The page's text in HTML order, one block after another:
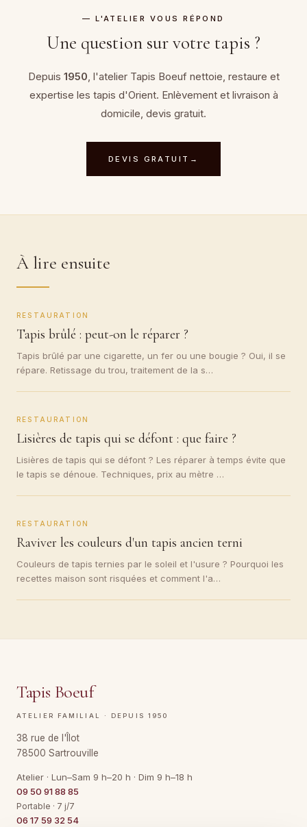
— L'ATELIER VOUS RÉPOND
Une question sur votre tapis ?
Depuis 1950, l'atelier Tapis Boeuf nettoie, restaure et
expertise les tapis d'Orient. Enlèvement et livraison à
domicile, devis gratuit.
DEVIS GRATUIT →
À lire ensuite
RESTAURATION
Tapis brûlé : peut-on le réparer ?
Tapis brûlé par une cigarette, un fer ou une bougie ? Oui, il se
répare. Retissage du trou, traitement de la s…
RESTAURATION
Lisières de tapis qui se défont : que faire ?
Lisières de tapis qui se défont ? Les réparer à temps évite que
le tapis se dénoue. Techniques, prix au mètre …
RESTAURATION
Raviver les couleurs d'un tapis ancien terni
Couleurs de tapis ternies par le soleil et l'usure ? Pourquoi les
recettes maison sont risquées et comment l'a…
Tapis Boeuf
ATELIER FAMILIAL · DEPUIS 1950
38 rue de l'Îlot
78500 Sartrouville
Atelier · Lun–Sam 9 h–20 h · Dim 9 h–18 h
09 50 91 88 85
Portable · 7 j/7
06 17 59 32 54